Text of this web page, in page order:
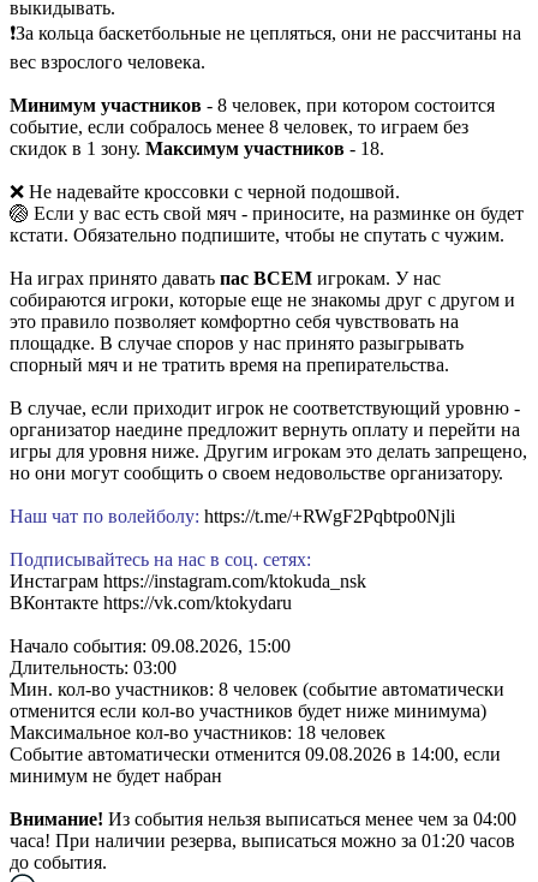
выкидывать.
❗За кольца баскетбольные не цепляться, они не рассчитаны на
вес взрослого человека.
Минимум участников - 8 человек, при котором состоится
событие, если собралось менее 8 человек, то играем без
скидок в 1 зону. Максимум участников - 18.
❌ Не надевайте кроссовки с черной подошвой.
🏐 Если у вас есть свой мяч - приносите, на разминке он будет
кстати. Обязательно подпишите, чтобы не спутать с чужим.
На играх принято давать пас ВСЕМ игрокам. У нас
собираются игроки, которые еще не знакомы друг с другом и
это правило позволяет комфортно себя чувствовать на
площадке. В случае споров у нас принято разыгрывать
спорный мяч и не тратить время на препирательства.
В случае, если приходит игрок не соответствующий уровню -
организатор наедине предложит вернуть оплату и перейти на
игры для уровня ниже. Другим игрокам это делать запрещено,
но они могут сообщить о своем недовольстве организатору.
Наш чат по волейболу: https://t.me/+RWgF2Pqbtpo0Njli
Подписывайтесь на нас в соц. сетях:
Инстаграм https://instagram.com/ktokuda_nsk
ВКонтакте https://vk.com/ktokydaru
Начало события: 09.08.2026, 15:00
Длительность: 03:00
Мин. кол-во участников: 8 человек (событие автоматически
отменится если кол-во участников будет ниже минимума)
Максимальное кол-во участников: 18 человек
Событие автоматически отменится 09.08.2026 в 14:00, если
минимум не будет набран
Внимание! Из события нельзя выписаться менее чем за 04:00
часа! При наличии резерва, выписаться можно за 01:20 часов
до события.